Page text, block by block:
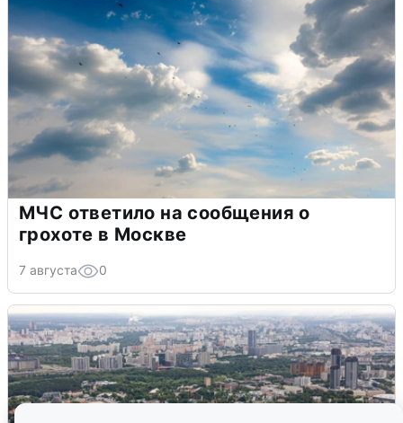
МЧС ответило на сообщения о
грохоте в Москве
7 августа 0